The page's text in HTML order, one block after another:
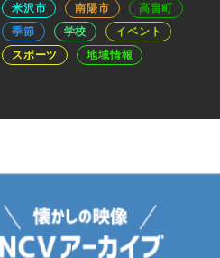
米沢市 南陽市
高畠町
季節
学校
イベント
スポーツ
地域情報